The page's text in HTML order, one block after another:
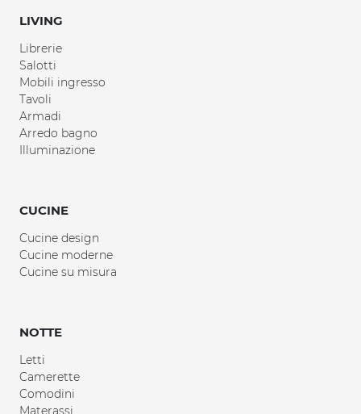
LIVING
Librerie
Salotti
Mobili ingresso
Tavoli
Armadi
Arredo bagno
Illuminazione
CUCINE
Cucine design
Cucine moderne
Cucine su misura
NOTTE
Letti
Camerette
Comodini
Materassi